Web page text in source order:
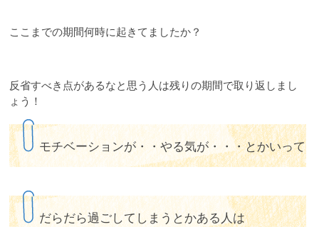
ここまでの期間何時に起きてましたか？
反省すべき点があるなと思う人は残りの期間で取り返しまし
ょう！
モチベーションが・・やる気が・・・とかいって
だらだら過ごしてしまうとかある人は